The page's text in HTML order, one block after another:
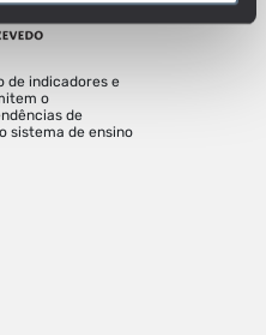
de indicadores e
o
de
sistema de ensino